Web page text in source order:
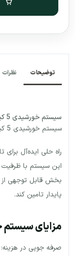
توضیحات نظرات
سیستم خورشیدی 5 کیلو وات 5000 وات - 9000 وات ساعت
سیستم خورشیدی 5 کیلو وات: گامی به سوی استقلال و پایداری
راه حلی ایده‌آل
بخش قابل توجهی از
پایدار تامین کند.
مزایای سیستم
صرفه جویی در هزینه: